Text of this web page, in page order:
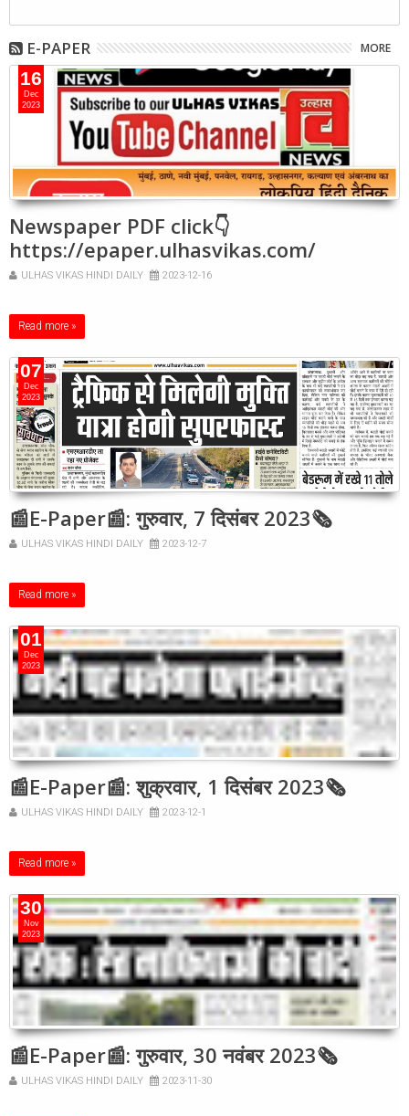
E-PAPER MORE
16
Dec
2023
Newspaper PDF click👇
https://epaper.ulhasvikas.com/
ULHAS VIKAS HINDI DAILY 2023-12-16
Read more »
07
Dec
2023
📰E-Paper📰: गुरुवार, 7 दिसंबर 2023🗞
ULHAS VIKAS HINDI DAILY 2023-12-7
Read more »
01
Dec
2023
📰E-Paper📰: शुक्रवार, 1 दिसंबर 2023🗞
ULHAS VIKAS HINDI DAILY 2023-12-1
Read more »
30
Nov
2023
📰E-Paper📰: गुरुवार, 30 नवंबर 2023🗞
ULHAS VIKAS HINDI DAILY 2023-11-30